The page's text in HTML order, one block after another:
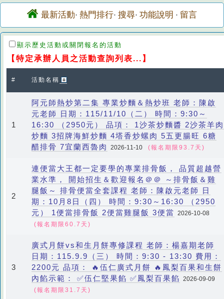
最新活動· 熱門排行· 搜尋· 功能說明 · 留言
顯示歷史活動或關閉報名的活動
【特定承辦人員之活動查詢列表...】
# 活動名稱
1
阿元師熱炒第二集 專業炒麵＆熱炒班 老師：陳啟
元老師 日期：115/11/10（二） 時間：9:30～
16:30 （2950元） 品項： 1沙茶炒麵醬 2沙茶羊肉
炒麵 3招牌海鮮炒麵 4塔香炒螺肉 5五更腸旺 6糖
醋排骨 7宜蘭西魯肉
2026-11-10 (報名期限93.7天)
2
連便當大王都一定要學的專業排骨飯， 品質超越營
業水準， 開始招生＆歡迎報名＠＠ ～排骨飯＆雞
腿飯～ 排骨便當全套課程 老師：陳啟元老師 日
期：10月8日（四） 時間：9:30～16:30 （2950
元） 1便當排骨飯 2便當雞腿飯 3便當 2026-10-08
(報名期限60.7天)
3
廣式月餅vs和生月餅專修課程 老師：楊嘉期老師
日期：115.9.9（三） 時間：9:30 - 13:30 費用：
2200元 品項： 🔥伍仁廣式月餅 🔥鳳梨百果和生餅
內餡示範： ✅伍仁堅果餡 ✅鳳梨百果餡 2026-09-09
(報名期限31.7天)